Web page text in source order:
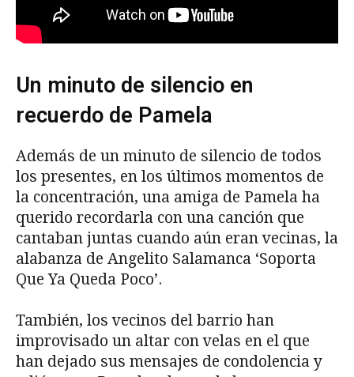
Un minuto de silencio en
recuerdo de Pamela
Además de un minuto de silencio de todos
los presentes, en los últimos momentos de
la concentración, una amiga de Pamela ha
querido recordarla con una canción que
cantaban juntas cuando aún eran vecinas, la
alabanza de Angelito Salamanca ‘Soporta
Que Ya Queda Poco’.
También, los vecinos del barrio han
improvisado un altar con velas en el que
han dejado sus mensajes de condolencia y